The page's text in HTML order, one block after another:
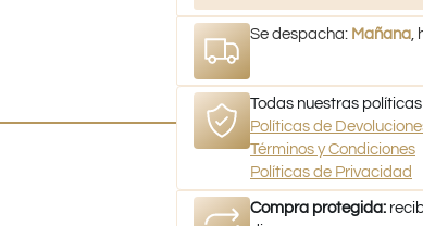
Se despacha: Mañana
Todas nuestras
Políticas de
Términos y Condiciones
Políticas de Privacidad
Compra protegida: